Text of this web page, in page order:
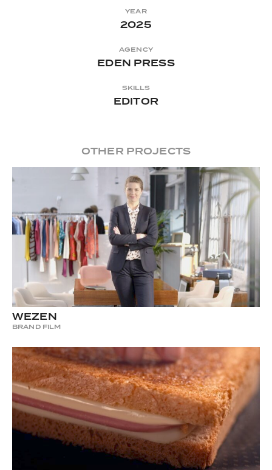
YEAR
2025
AGENCY
EDEN PRESS
SKILLS
EDITOR
OTHER PROJECTS
WEZEN
BRAND FILM